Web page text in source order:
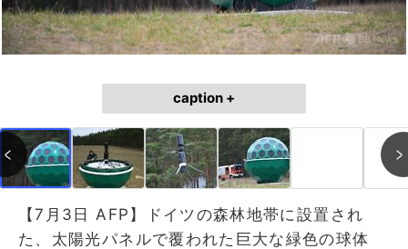
caption +
【7月3日 AFP】ドイツの森林地帯に設置され
た、太陽光パネルで覆われた巨大な緑色の球体